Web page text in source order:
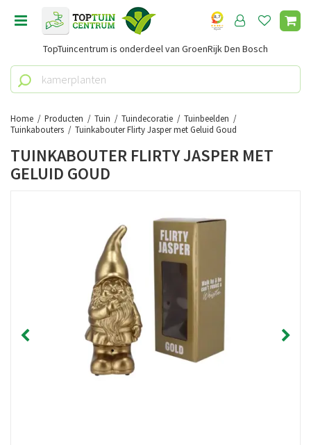
Home Producten Tuin Tuindecoratie
Tuinbeelden
Tuinkabouters
Tuinkabouter Flirty Jasper met Geluid Goud
TopTuincentrum is onderdeel van GroenRijk Den Bosch
TUINKABOUTER FLIRTY JASPER MET
GELUID GOUD